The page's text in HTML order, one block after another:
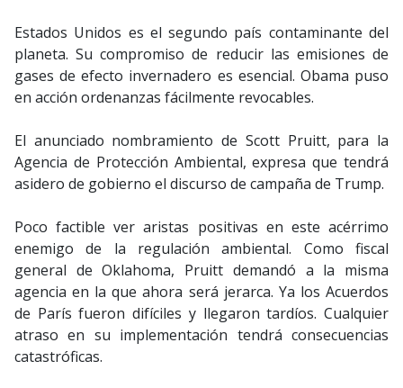
Estados Unidos es el segundo país contaminante del
planeta. Su compromiso de reducir las emisiones de
gases de efecto invernadero es esencial. Obama puso
en acción ordenanzas fácilmente revocables.
El anunciado nombramiento de Scott Pruitt, para la
Agencia de Protección Ambiental, expresa que tendrá
asidero de gobierno el discurso de campaña de Trump.
Poco factible ver aristas positivas en este acérrimo
enemigo de la regulación ambiental. Como fiscal
general de Oklahoma, Pruitt demandó a la misma
agencia en la que ahora será jerarca. Ya los Acuerdos
de París fueron difíciles y llegaron tardíos. Cualquier
atraso en su implementación tendrá consecuencias
catastróficas.